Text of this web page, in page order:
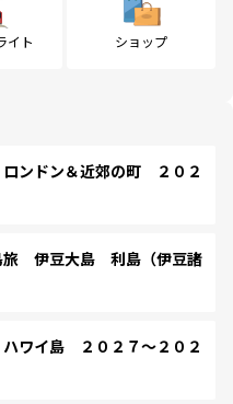
イト ショップ
ンドン＆近郊の町 ２０２
伊豆大島 利島（伊豆諸
ワイ島 ２０２７～２０２